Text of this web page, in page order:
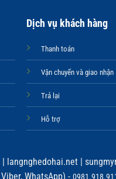
Dịch vụ khách hàng
Thanh toán
Vận chuyển và giao nhận
Trả lại
Hỗ trợ
| langnghedohai.net |
Viber, WhatsApp) -